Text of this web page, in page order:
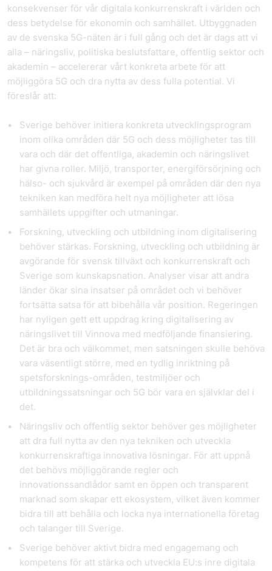
konsekvenser för vår digitala konkurrenskraft i världen och
dess betydelse för ekonomin och samhället. Utbyggnaden
av de svenska 5G-näten är i full gång och det är dags att vi
alla – näringsliv, politiska beslutsfattare, offentlig sektor och
akademin – accelererar vårt konkreta arbete för att
möjliggöra 5G och dra nytta av dess fulla potential. Vi
föreslår att:
Sverige behöver initiera konkreta utvecklingsprogram
inom olika områden där 5G och dess möjligheter tas till
vara och där det offentliga, akademin och näringslivet
har givna roller. Miljö, transporter, energiförsörjning och
hälso- och sjukvård är exempel på områden där den nya
tekniken kan medföra helt nya möjligheter att lösa
samhällets uppgifter och utmaningar.
Forskning, utveckling och utbildning inom digitalisering
behöver stärkas. Forskning, utveckling och utbildning är
avgörande för svensk tillväxt och konkurrenskraft och
Sverige som kunskapsnation. Analyser visar att andra
länder ökar sina insatser på området och vi behöver
fortsätta satsa för att bibehålla vår position. Regeringen
har nyligen gett ett uppdrag kring digitalisering av
näringslivet till Vinnova med medföljande finansiering.
Det är bra och välkommet, men satsningen skulle behöva
vara väsentligt större, med en tydlig inriktning på
spetsforsknings-områden, testmiljöer och
utbildningssatsningar och 5G bör vara en självklar del i
det.
Näringsliv och offentlig sektor behöver ges möjligheter
att dra full nytta av den nya tekniken och utveckla
konkurrenskraftiga innovativa lösningar. För att uppnå
det behövs möjliggörande regler och
innovationssandlådor samt en öppen och transparent
marknad som skapar ett ekosystem, vilket även kommer
bidra till att behålla och locka nya internationella företag
och talanger till Sverige.
Sverige behöver aktivt bidra med engagemang och
kompetens för att stärka och utveckla EU:s inre digitala